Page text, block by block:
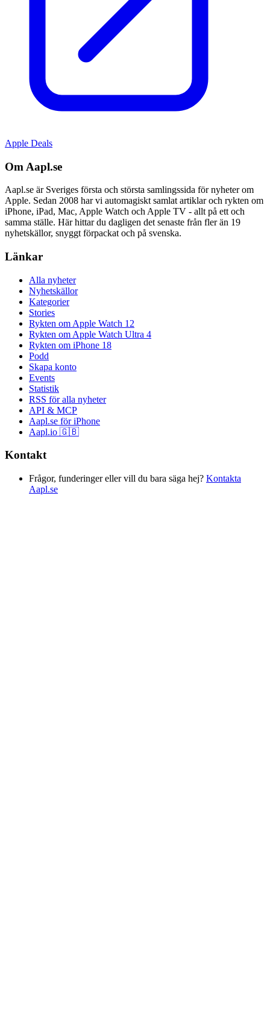
Apple Deals
Om Aapl.se
Aapl.se är Sveriges första och största samlingssida för nyheter om
Apple. Sedan 2008 har vi automagiskt samlat artiklar och rykten om
iPhone, iPad, Mac, Apple Watch och Apple TV - allt på ett och
samma ställe. Här hittar du dagligen det senaste från fler än 19
nyhetskällor, snyggt förpackat och på svenska.
Länkar
Alla nyheter
Nyhetskällor
Kategorier
Stories
Rykten om Apple Watch 12
Rykten om Apple Watch Ultra 4
Rykten om iPhone 18
Podd
Skapa konto
Events
Statistik
RSS för alla nyheter
API & MCP
Aapl.se för iPhone
Aapl.io 🇬🇧
Kontakt
Frågor, funderinger eller vill du bara säga hej? Kontakta
Aapl.se